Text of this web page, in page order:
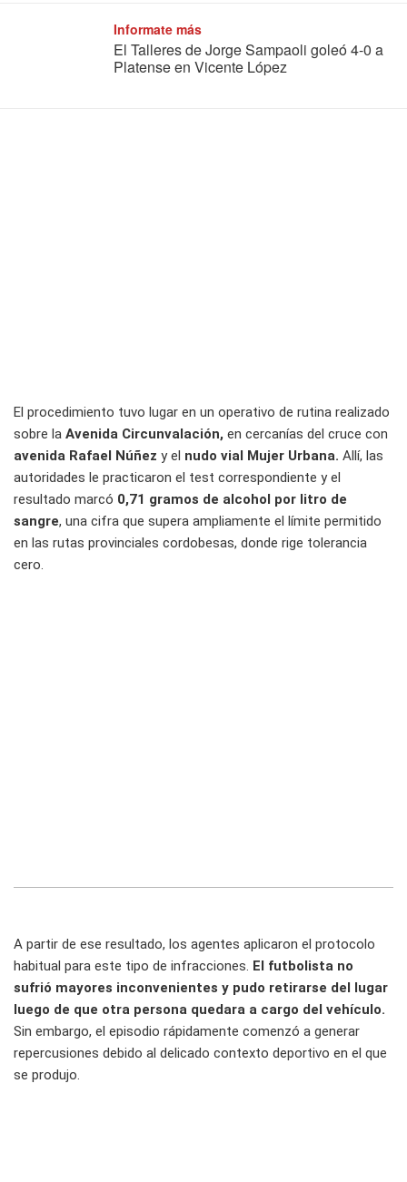
Informate más
El Talleres de Jorge Sampaoli goleó 4-0 a
Platense en Vicente López
El procedimiento tuvo lugar en un operativo de rutina realizado
sobre la Avenida Circunvalación, en cercanías del cruce con
avenida Rafael Núñez y el nudo vial Mujer Urbana. Allí, las
autoridades le practicaron el test correspondiente y el
resultado marcó 0,71 gramos de alcohol por litro de
sangre, una cifra que supera ampliamente el límite permitido
en las rutas provinciales cordobesas, donde rige tolerancia
cero.
A partir de ese resultado, los agentes aplicaron el protocolo
habitual para este tipo de infracciones. El futbolista no
sufrió mayores inconvenientes y pudo retirarse del lugar
luego de que otra persona quedara a cargo del vehículo.
Sin embargo, el episodio rápidamente comenzó a generar
repercusiones debido al delicado contexto deportivo en el que
se produjo.